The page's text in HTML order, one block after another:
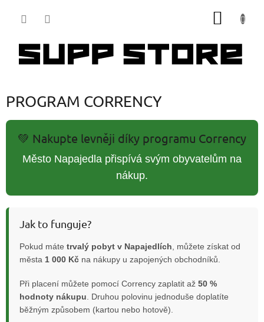
PROGRAM CORRENCY
💚 Nakupte levněji díky programu Corrency
Město Napajedla přispívá svým obyvatelům na
nákup.
Jak to funguje?
Pokud máte trvalý pobyt v Napajedlích , můžete získat od
města 1 000 Kč na nákupy u zapojených obchodníků.
Při placení můžete pomocí Corrency zaplatit až 50 %
hodnoty nákupu . Druhou polovinu jednoduše doplatíte
běžným způsobem (kartou nebo hotově).